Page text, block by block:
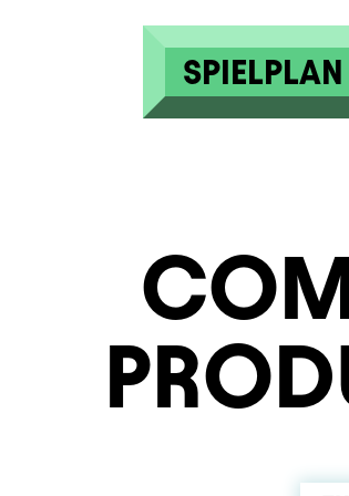
SPIELPLAN